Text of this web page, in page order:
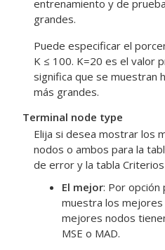
entrenamiento y de
grandes.
Puede especificar el
K ≤ 100. K=20 es el valor
significa que se muestran
más grandes.
Terminal node type
Elija si desea mostrar los
nodos o ambos para la
de error y la tabla
El mejor: Por opción
muestra los
mejores nodos
MSE o MAD.